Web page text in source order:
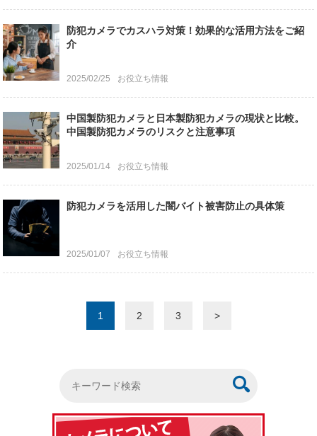
防犯カメラでカスハラ対策！効果的な活用方法をご紹
介
2025/02/25 お役立ち情報
中国製防犯カメラと日本製防犯カメラの現状と比較。
中国製防犯カメラのリスクと注意事項
2025/01/14 お役立ち情報
防犯カメラを活用した闇バイト被害防止の具体策
2025/01/07 お役立ち情報
1 2 3 >